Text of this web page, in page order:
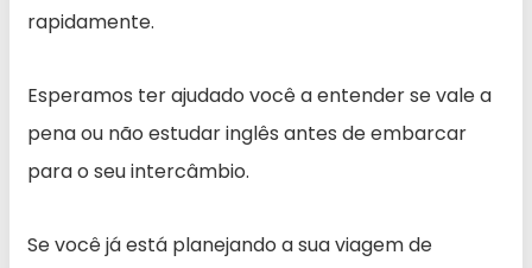
rapidamente.
Esperamos ter ajudado você a entender se vale a
pena ou não estudar inglês antes de embarcar
para o seu intercâmbio.
Se você já está planejando a sua viagem de